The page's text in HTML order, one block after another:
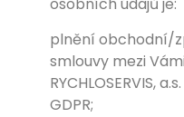
osobních údajů je:
plnění obchodní/
smlouvy mezi
RYCHLOSERVIS,
GDPR;